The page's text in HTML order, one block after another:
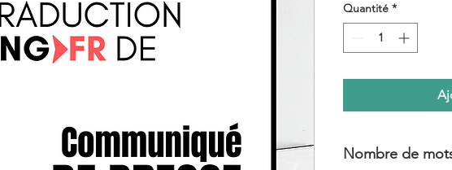
Quantité *
Nombre de